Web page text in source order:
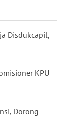
Disdukcapil,
KPU
Dorong